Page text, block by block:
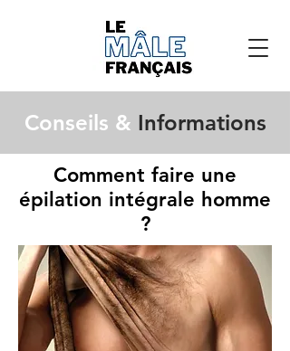
Conseils & Informations
Comment faire une
épilation intégrale homme
?